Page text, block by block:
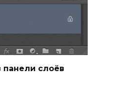
слоёв